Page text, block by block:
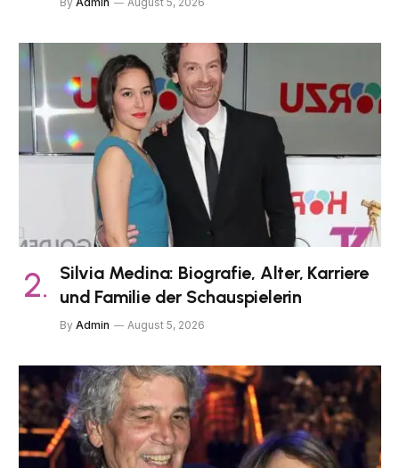
Silvia Medina: Biografie, Alter, Karriere
und Familie der Schauspielerin
By Admin August 5, 2026